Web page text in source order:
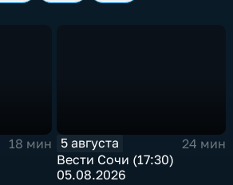
18 мин
5 августа
24 мин
Вести Сочи (17:30)
05.08.2026